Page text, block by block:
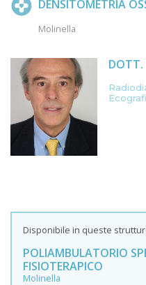
DENSITOMETRIA
Molinella
DOTT.
Disponibile in queste
POLIAMBULATORIO
FISIOTERAPICO
Molinella